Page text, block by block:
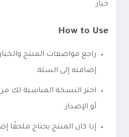
خيار.
How to Use
راجع مواصفات المنتج
إضافته إلى السلة.
اختر النسخة المناسبة لك
أو الإصدار.
إذا كان المنتج يحتاج ملحقًا